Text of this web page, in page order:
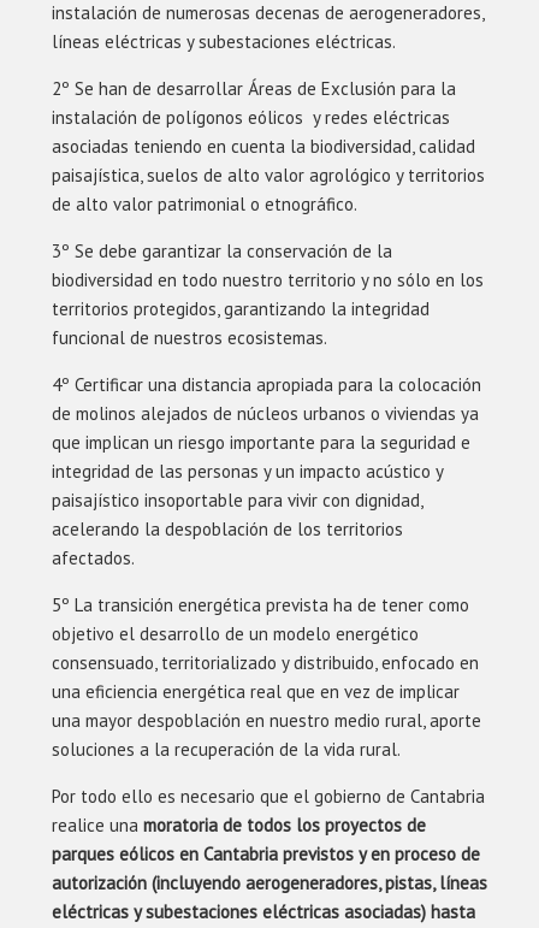
instalación de numerosas decenas de aerogeneradores,
líneas eléctricas y subestaciones eléctricas.
2º Se han de desarrollar Áreas de Exclusión para la
instalación de polígonos eólicos y redes eléctricas
asociadas teniendo en cuenta la biodiversidad, calidad
paisajística, suelos de alto valor agrológico y territorios
de alto valor patrimonial o etnográfico.
3º Se debe garantizar la conservación de la
biodiversidad en todo nuestro territorio y no sólo en los
territorios protegidos, garantizando la integridad
funcional de nuestros ecosistemas.
4º Certificar una distancia apropiada para la colocación
de molinos alejados de núcleos urbanos o viviendas ya
que implican un riesgo importante para la seguridad e
integridad de las personas y un impacto acústico y
paisajístico insoportable para vivir con dignidad,
acelerando la despoblación de los territorios
afectados.
5º La transición energética prevista ha de tener como
objetivo el desarrollo de un modelo energético
consensuado, territorializado y distribuido, enfocado en
una eficiencia energética real que en vez de implicar
una mayor despoblación en nuestro medio rural, aporte
soluciones a la recuperación de la vida rural.
Por todo ello es necesario que el gobierno de Cantabria
realice una moratoria de todos los proyectos de
parques eólicos en Cantabria previstos y en proceso de
autorización (incluyendo aerogeneradores, pistas, líneas
eléctricas y subestaciones eléctricas asociadas) hasta